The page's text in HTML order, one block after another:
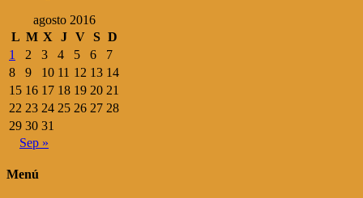
agosto 2016
L M X J V S D
1
2 3 4 5 6
7
8
9 10 11 12 13 14
15 16 17 18 19 20 21
22 23 24 25 26 27 28
29 30 31
Sep »
Menú